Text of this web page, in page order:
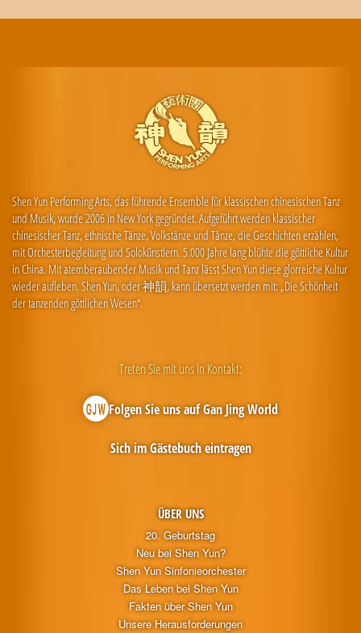
Shen Yun Performing Arts, das führende Ensemble für klassischen chinesischen Tanz
und Musik, wurde 2006 in New York gegründet. Aufgeführt werden klassischer
chinesischer Tanz, ethnische Tänze, Volkstänze und Tänze, die Geschichten erzählen,
mit Orchesterbegleitung und Solokünstlern. 5.000 Jahre lang blühte die göttliche Kultur
in China. Mit atemberaubender Musik und Tanz lässt Shen Yun diese glorreiche Kultur
wieder aufleben. Shen Yun, oder 神韻, kann übersetzt werden mit: „Die Schönheit
der tanzenden göttlichen Wesen“.
ÜBER UNS
20. Geburtstag
Neu bei Shen Yun?
Shen Yun Sinfonieorchester
Das Leben bei Shen Yun
Fakten über Shen Yun
Unsere Herausforderungen
Treten Sie mit uns in Kontakt:
Folgen Sie uns auf Gan Jing World
Sich im Gästebuch eintragen